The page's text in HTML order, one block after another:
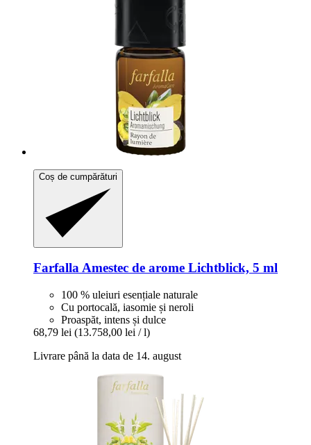
Coș de cumpărături
FarfallaAmestec de arome Lichtblick, 5 ml
100 % uleiuri esențiale naturale
Cu portocală, iasomie și neroli
Proaspăt, intens și dulce
68,79 lei (13.758,00 lei / l)
Livrare până la data de 14. august